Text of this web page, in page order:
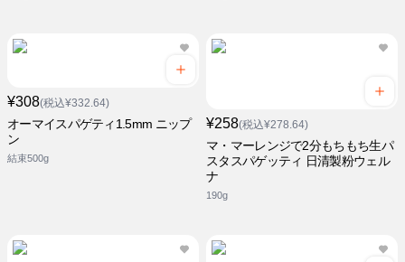
¥308(税込¥332.64)
オーマイスパゲティ1.5mm ニップ
ン
結束500g
¥258(税込¥278.64)
マ・マーレンジで2分もちもち生パ
スタスパゲッティ 日清製粉ウェル
ナ
190g